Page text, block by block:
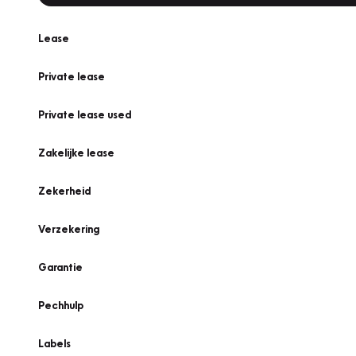
Lease
Private lease
Private lease used
Zakelijke lease
Zekerheid
Verzekering
Garantie
Pechhulp
Labels